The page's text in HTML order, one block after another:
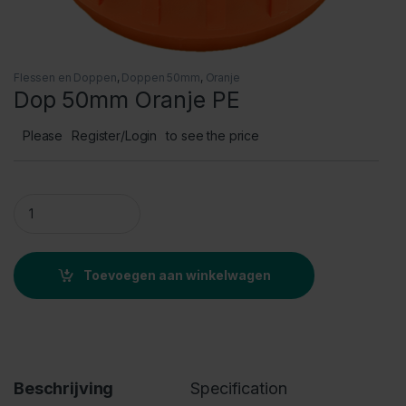
Flessen en Doppen, Doppen 50mm, Oranje
Dop 50mm Oranje PE
Please Register/Login to see the price
Toevoegen aan winkelwagen
Beschrijving Specification